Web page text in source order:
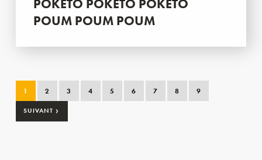
POKETO POKETO POKETO
POUM POUM POUM
1 2 3 4 5 6 7 8 9
SUIVANT ›